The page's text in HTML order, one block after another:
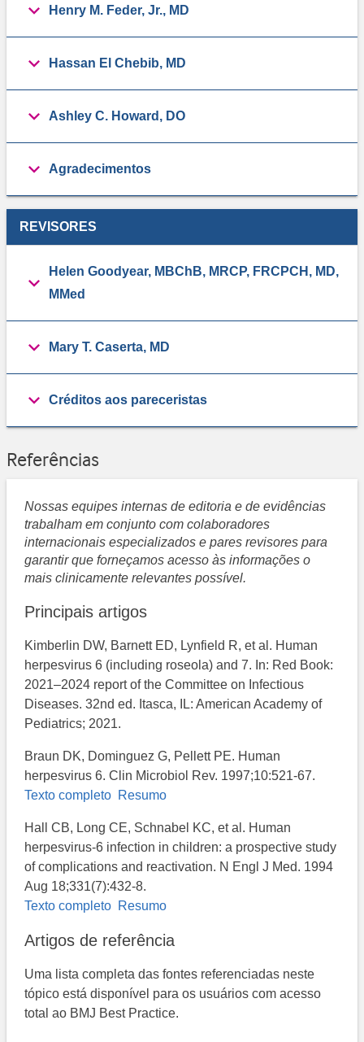
Henry M. Feder, Jr., MD
Hassan El Chebib, MD
Ashley C. Howard, DO
Agradecimentos
REVISORES
Helen Goodyear, MBChB, MRCP, FRCPCH, MD,
MMed
Mary T. Caserta, MD
Créditos aos pareceristas
Referências
Nossas equipes internas de editoria e de evidências
trabalham em conjunto com colaboradores
internacionais especializados e pares revisores para
garantir que forneçamos acesso às informações o
mais clinicamente relevantes possível.
Principais artigos
Kimberlin DW, Barnett ED, Lynfield R, et al. Human
herpesvirus 6 (including roseola) and 7. In: Red Book:
2021–2024 report of the Committee on Infectious
Diseases. 32nd ed. Itasca, IL: American Academy of
Pediatrics; 2021.
Braun DK, Dominguez G, Pellett PE. Human
herpesvirus 6. Clin Microbiol Rev. 1997;10:521-67.
Texto completo Resumo
Hall CB, Long CE, Schnabel KC, et al. Human
herpesvirus-6 infection in children: a prospective study
of complications and reactivation. N Engl J Med. 1994
Aug 18;331(7):432-8.
Texto completo Resumo
Artigos de referência
Uma lista completa das fontes referenciadas neste
tópico está disponível para os usuários com acesso
total ao BMJ Best Practice.